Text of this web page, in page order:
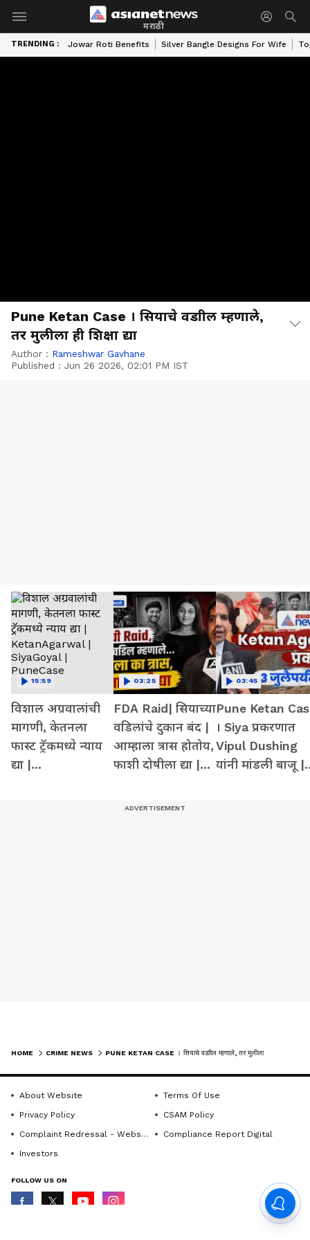
मराठी
TRENDING : Jowar Roti Benefits Silver Bangle Designs For Wife
Pune Ketan Case । सियाचे वडाील म्हणाले,
तर मुलीला ही शिक्षा द्या
Author : Rameshwar Gavhane
Published : Jun 26 2026, 02:01 PM IST
विशाल अग्रवालांची
मागणी, केतनला
फास्ट ट्रॅकमध्ये न्याय
द्या |
15:59
FDA Raid| सियाच्या
वडिलांचे दुकान बंद |
आम्हाला त्रास होतोय,
फाशी दोषीला द्या |
03:25
Pune Ketan
। Siya प्रकरणात
Vipul Dushing
यांनी मांडली बाजू |
03:45
HOME CRIME NEWS PUNE KETAN CASE । सियाचे वडाील म्हणाले, तर मुलीला ही शिक्षा द्या | LOHAGAD FORT CASE | SIYA GOYAL
About Website
Terms Of Use
Privacy Policy
CSAM Policy
Complaint Redressal - Website
Compliance Report Digital
Investors
FOLLOW US ON